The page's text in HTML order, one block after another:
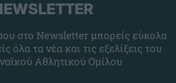
στο Newsletter μπορείς εύκολα
όλα τα νέα και τις εξελίξεις του
Αθλητικού Ομίλου